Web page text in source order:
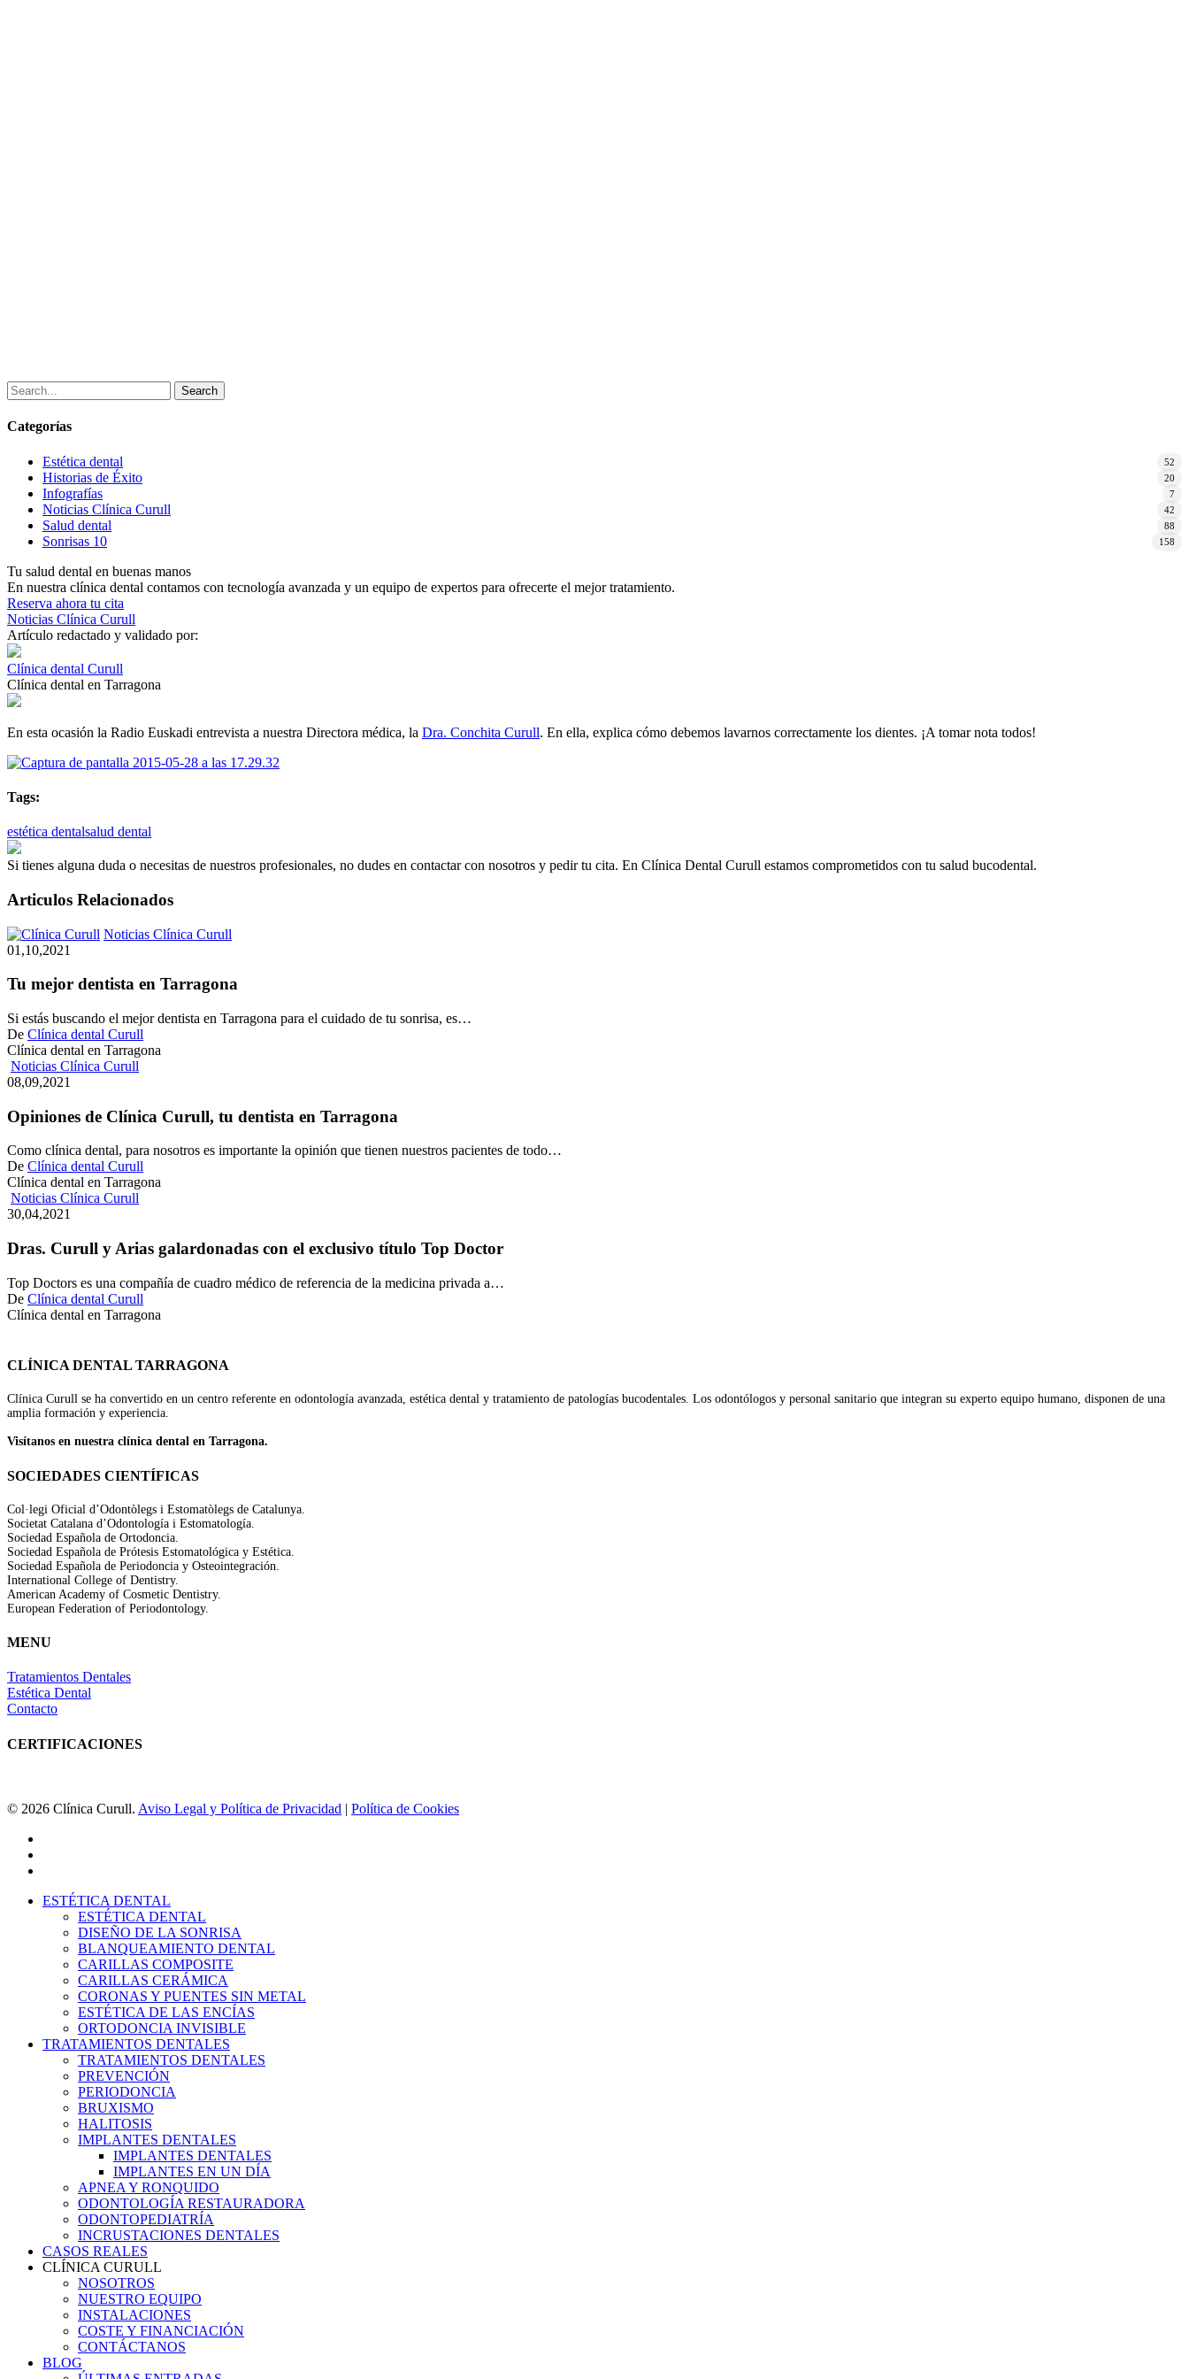
Search
Categorías
Estética dental 52
Historias de Éxito 20
Infografías 7
Noticias Clínica Curull 42
Salud dental 88
Sonrisas 10 158
Tu salud dental en buenas manos
En nuestra clínica dental contamos con tecnología avanzada y un equipo de expertos para ofrecerte el mejor tratamiento.
Reserva ahora tu cita
Noticias Clínica Curull
Artículo redactado y validado por:
Clínica dental Curull
Clínica dental en Tarragona
En esta ocasión la Radio Euskadi entrevista a nuestra Directora médica, la Dra. Conchita Curull. En ella, explica cómo debemos lavarnos correctamente los dientes. ¡A tomar nota todos!
Tags:
estética dentalsalud dental
Si tienes alguna duda o necesitas de nuestros profesionales, no dudes en contactar con nosotros y pedir tu cita. En Clínica Dental Curull estamos comprometidos con tu salud bucodental.
Articulos Relacionados
Noticias Clínica Curull
en
01,10,2021
Tu mejor dentista en Tarragona
Si estás buscando el mejor dentista en Tarragona para el cuidado de tu sonrisa, es…
De Clínica dental Curull
Clínica dental en Tarragona
Noticias Clínica Curull
Curull,
dentista
en
Tarragona
08,09,2021
Opiniones de Clínica Curull, tu dentista en Tarragona
Como clínica dental, para nosotros es importante la opinión que tienen nuestros pacientes de todo…
De Clínica dental Curull
Clínica dental en Tarragona
Noticias Clínica Curull
Arias
galardonadas
con
el
exclusivo
título
30,04,2021
Dras. Curull y Arias galardonadas con el exclusivo título Top Doctor
Top Doctors es una compañía de cuadro médico de referencia de la medicina privada a…
De Clínica dental Curull
Clínica dental en Tarragona
CLÍNICA DENTAL TARRAGONA
Clínica Curull se ha convertido en un centro referente en odontología avanzada, estética dental y tratamiento de patologías bucodentales. Los odontólogos y personal sanitario que integran su experto equipo humano, disponen de una
amplia formación y experiencia.
Visítanos en nuestra clínica dental en Tarragona.
SOCIEDADES CIENTÍFICAS
Col·legi Oficial d’Odontòlegs i Estomatòlegs de Catalunya.
Societat Catalana d’Odontología i Estomatología.
Sociedad Española de Ortodoncia.
Sociedad Española de Prótesis Estomatológica y Estética.
Sociedad Española de Periodoncia y Osteointegración.
International College of Dentistry.
American Academy of Cosmetic Dentistry.
European Federation of Periodontology.
MENU
Tratamientos Dentales
Estética Dental
Contacto
CERTIFICACIONES
© 2026 Clínica Curull. Aviso Legal y Política de Privacidad | Política de Cookies
Close
ESTÉTICA DENTAL
ESTÉTICA DENTAL
DISEÑO DE LA SONRISA
BLANQUEAMIENTO DENTAL
CARILLAS COMPOSITE
CARILLAS CERÁMICA
CORONAS Y PUENTES SIN METAL
ESTÉTICA DE LAS ENCÍAS
ORTODONCIA INVISIBLE
TRATAMIENTOS DENTALES
TRATAMIENTOS DENTALES
PREVENCIÓN
PERIODONCIA
BRUXISMO
HALITOSIS
IMPLANTES DENTALES
IMPLANTES DENTALES
IMPLANTES EN UN DÍA
APNEA Y RONQUIDO
ODONTOLOGÍA RESTAURADORA
ODONTOPEDIATRÍA
INCRUSTACIONES DENTALES
CASOS REALES
CLÍNICA CURULL
NOSOTROS
NUESTRO EQUIPO
INSTALACIONES
COSTE Y FINANCIACIÓN
CONTÁCTANOS
BLOG